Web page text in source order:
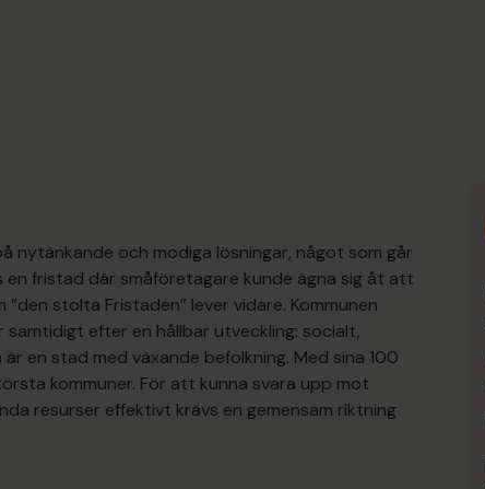
nytänkande och modiga lösningar, något som går
fristad där småföretagare kunde ägna sig åt att
stolta Fristaden” lever vidare. Kommunen
efter en hållbar utveckling: socialt,
en stad med växande befolkning. Med sina 100
kommuner. För att kunna svara upp mot
resurser effektivt krävs en gemensam riktning